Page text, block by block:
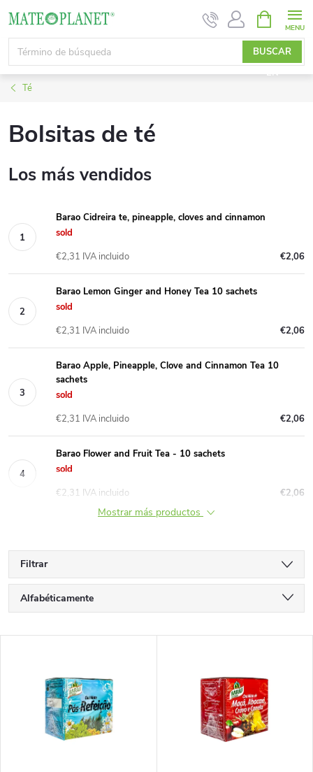
contenido
BUSCAR
EN
CESTA
DE
LA
COMPRA
Té
Bolsitas de té
Los más vendidos
Barao Cidreira te, pineapple, cloves and cinnamon
sold
€2,06
€2,31 IVA incluido
Barao Lemon Ginger and Honey Tea 10 sachets
sold
€2,06
€2,31 IVA incluido
Barao Apple, Pineapple, Clove and Cinnamon Tea 10
sachets
sold
€2,06
€2,31 IVA incluido
Barao Flower and Fruit Tea - 10 sachets
sold
€2,06
€2,31 IVA incluido
Mostrar más productos
Filtrar
C
l
Alfabéticamente
Los más vendidos